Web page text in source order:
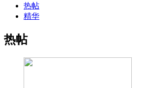
热帖
精华
热帖